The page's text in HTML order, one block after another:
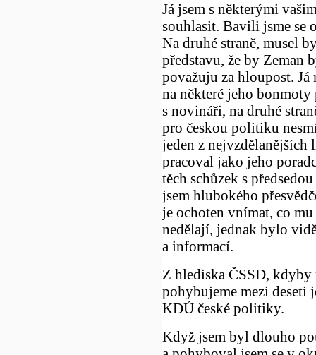
Já jsem s některými
souhlasit. Bavili jsme se
Na druhé straně, musel
představu, že by Zeman
považuju za hloupost.
na některé jeho
s novináři, na druhé
pro českou politiku
jeden z nejvzdělanějších
pracoval jako jeho
těch schůzek s
jsem hlubokého
je ochoten vnímat, co
nedělají, jednak bylo
a informací.
Z hlediska ČSSD, kdyby
pohybujeme mezi deseti
KDÚ české politiky.
Když jsem byl dlouho